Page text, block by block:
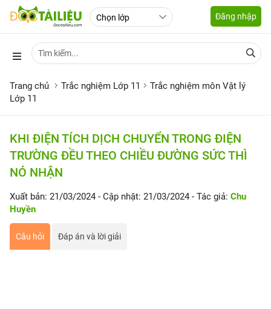
Đăng nhập
Trang chủ Trắc nghiệm Lớp 11
Trắc nghiệm môn Vật lý
Lớp 11
KHI ĐIỆN TÍCH DỊCH CHUYỂN TRONG ĐIỆN
TRƯỜNG ĐỀU THEO CHIỀU ĐƯỜNG SỨC THÌ
NÓ NHẬN
Xuất bản: 21/03/2024 - Cập nhật: 21/03/2024 - Tác giả: Chu
Huyền
Câu hỏi Đáp án và lời giải